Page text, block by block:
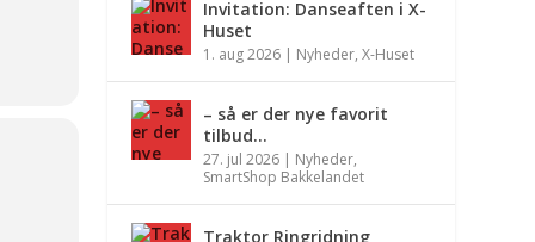
Invitation: Danseaften i X-
Huset
1. aug 2026 | Nyheder,X-Huset
– så er der nye favorit
tilbud…
27. jul 2026 | Nyheder,
SmartShop Bakkelandet
Traktor Ringridning